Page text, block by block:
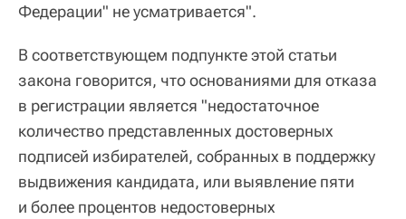
Федерации" не усматривается".
В соответствующем подпункте этой статьи
закона говорится, что основаниями для отказа
в регистрации является "недостаточное
количество представленных достоверных
подписей избирателей, собранных в поддержку
выдвижения кандидата, или выявление пяти
и более процентов недостоверных